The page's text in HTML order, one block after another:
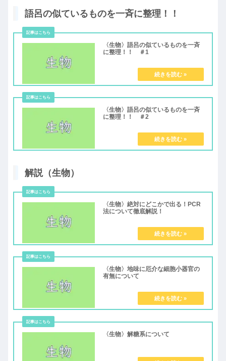
語呂の似ているものを一斉に整理！！
〈生物〉語呂の似ているものを一斉
に整理！！ ＃1
〈生物〉語呂の似ているものを一斉
に整理！！ ＃2
解説（生物）
〈生物〉絶対にどこかで出る！PCR
法について徹底解説！
〈生物〉地味に厄介な細胞小器官の
有無について
〈生物〉解糖系について